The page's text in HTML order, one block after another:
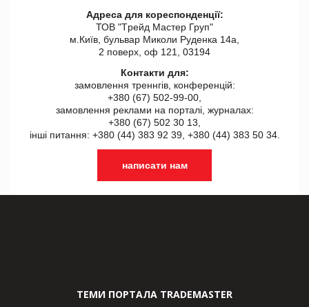
Адреса для кореспонденції:
ТОВ "Tрейд Мастер Груп"
м.Київ, бульвар Миколи Руденка 14а,
2 поверх, оф 121, 03194
Контакти для:
замовлення треннгів, конференцій:
+380 (67) 502-99-00,
замовлення реклами на порталі, журналах:
+380 (67) 502 30 13,
інші питання: +380 (44) 383 92 39, +380 (44) 383 50 34.
написати нам
ТЕМИ ПОРТАЛА TRADEMASTER